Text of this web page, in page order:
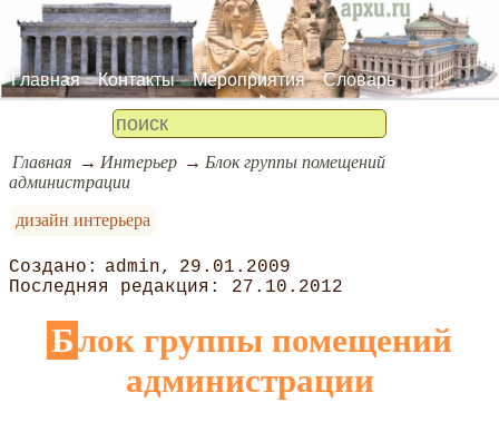
Главная Контакты Мероприятия Словарь
Главная Интерьер
Блок группы помещений
администрации
дизайн интерьера
admin
29.01.2009
27.10.2012
Блок группы помещений
администрации